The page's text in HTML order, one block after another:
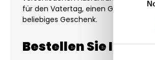
für den Vatertag, einen Geburtstag
beliebiges Geschenk.
Bestellen Sie Ihre